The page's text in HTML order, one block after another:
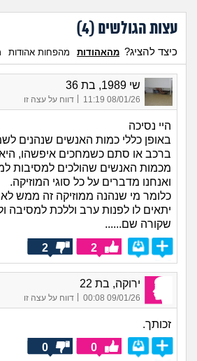
עצות הגולשים (4
)
כיצד להציג? מהאהודות מהפחות אהודות
שי 1989, בת 36
08/01/26 11:19 דווח על עצה זו
היי נסיכה
באופן כללי כמות האנשים שנהנים
ברכב או סתם כשמחכים איפשהו,
מכמות האנשים שהולכים למסיבות
ואנחנו מדברים על כל סוגי המוזיקה.
כלומר מי שנהנה ממוזיקה זה ממש
יתאים לו לפנות ערב וללכת למסיבה
שקורה שם......
2
2
ירוקה, בת 22
09/01/26 00:08
| דווח על עצה זו
זכותך.
0
0